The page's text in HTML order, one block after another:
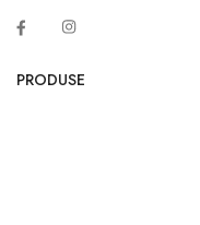
PRODUSE